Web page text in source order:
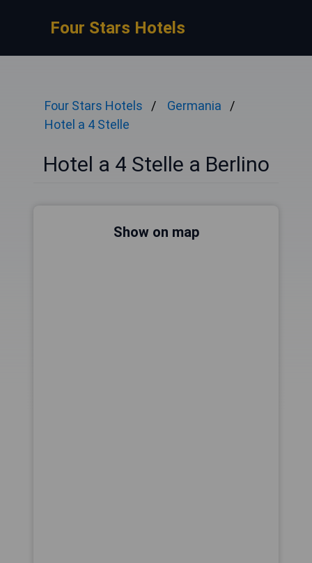
Four Stars Hotels
Four Stars Hotels
Germania
Hotel a 4 Stelle
Hotel a 4 Stelle a Berlino
Show on map